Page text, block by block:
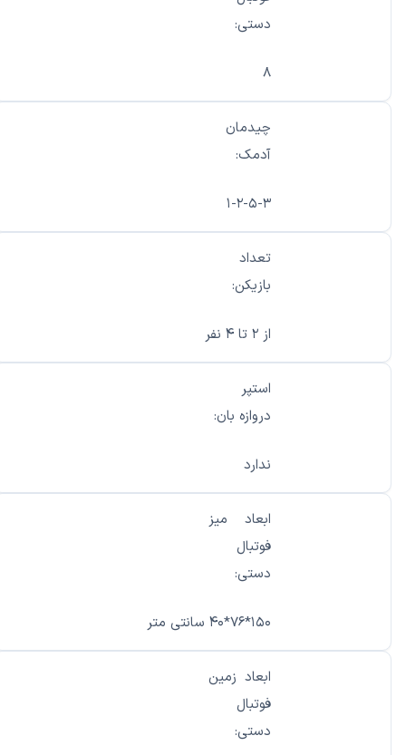
دستی:
۸
چیدمان
آدمک:
۱-۲-۵-۳
تعداد
بازیکن:
از ۲ تا ۴ نفر
استپر
دروازه بان:
ندارد
ابعاد میز
فوتبال
دستی:
۱۵۰*۷۶*۴۰ سانتی متر
ابعاد زمین
فوتبال
دستی: